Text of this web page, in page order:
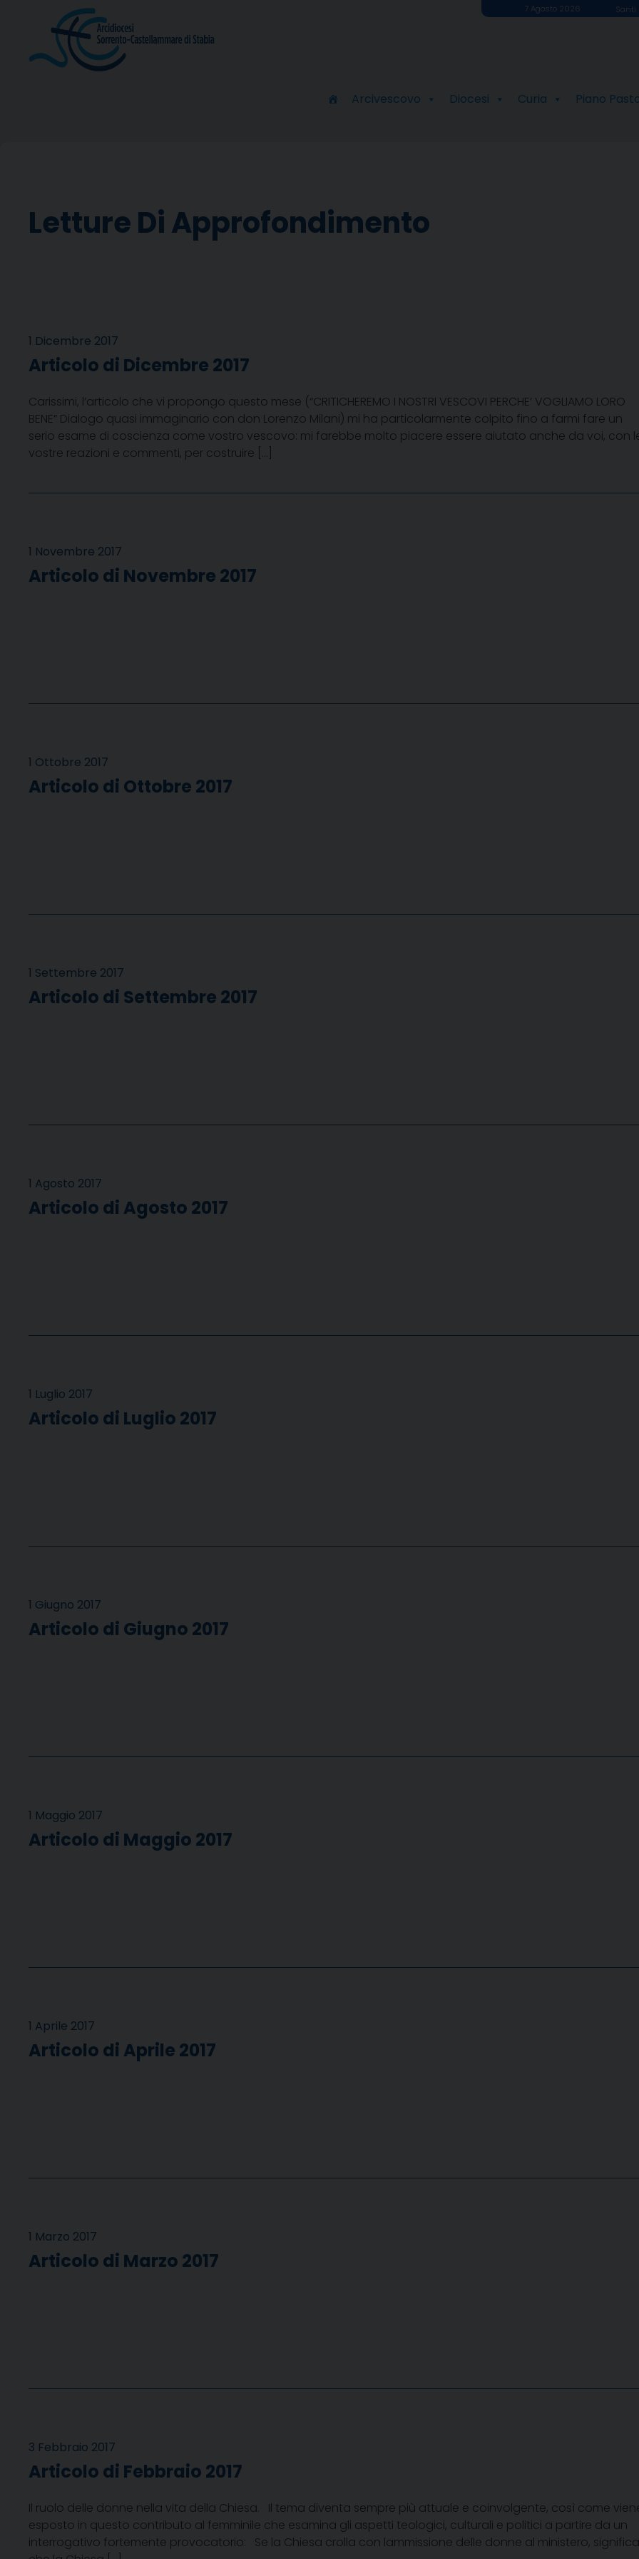
7 Agosto 2026 Santi
Arcivescovo Diocesi Curia Piano
Letture Di Approfondimento
1 Dicembre 2017
Articolo di Dicembre 2017
Carissimi, l’articolo che vi propongo questo mese (“CRITICHEREMO I NOSTRI VESCOVI PERCHE’ VOGLIAMO LORO
BENE” Dialogo quasi immaginario con don Lorenzo Milani) mi ha particolarmente colpito fino a farmi fare un
serio esame di coscienza come vostro vescovo: mi farebbe molto piacere essere aiutato anche da voi, con
vostre reazioni e commenti, per costruire […]
1 Novembre 2017
Articolo di Novembre 2017
1 Ottobre 2017
Articolo di Ottobre 2017
1 Settembre 2017
Articolo di Settembre 2017
1 Agosto 2017
Articolo di Agosto 2017
1 Luglio 2017
Articolo di Luglio 2017
1 Giugno 2017
Articolo di Giugno 2017
1 Maggio 2017
Articolo di Maggio 2017
1 Aprile 2017
Articolo di Aprile 2017
1 Marzo 2017
Articolo di Marzo 2017
3 Febbraio 2017
Articolo di Febbraio 2017
Il ruolo delle donne nella vita della Chiesa. Il tema diventa sempre più attuale e coinvolgente, così come
esposto in questo contributo al femminile che esamina gli aspetti teologici, culturali e politici a partire da un
interrogativo fortemente provocatorio: Se la Chiesa crolla con lammissione delle donne al ministero, significa